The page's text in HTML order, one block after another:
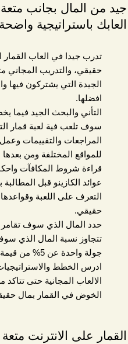
جيد من المال بجانب
العابك باستراتيجية
تدرب جيدا في العاب القمار
حقيقي، والتدريب المجاني
الجيدة التي يشتركون فيها
افضلها.
التأني والبحث الجيد فيما
سوف تلعب فية لعبة قمار
المراجعات والتقييمات
للمواقع المختلفة ومن
قراءة شروط المكافآت
عوائد الكازينو قبل
التعرف على اللعبة
حقيقي.
حدد المال الذي سوف
تتجاوز نسبة المال الذي
جولة واحدة عن 5% من قيمة المال الذي معك.
ادرس الخطط
الالعاب المجانية حتى
الخوض في القمار بمال
القمار على الانترنت